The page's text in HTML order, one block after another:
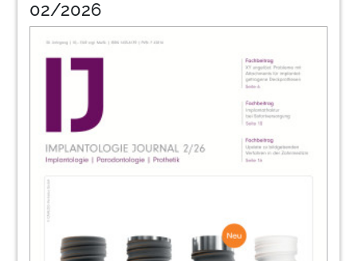
Dr. Thomas Jehle und ZTM Otmar Siegele im
Gespräch
Markt: Vertrauen in die eigenen Produkte
76News
Redaktion
Größte IDS aller Zeiten in Köln: -
Besucher-, Aussteller- und -
Flächenzuwachs
Redaktion
02/2026